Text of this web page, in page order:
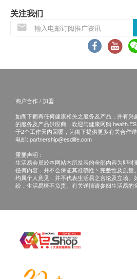
每日5粒，餐后服用
请遵照每日建议用量服用，
长期病患、 对以上成分过敏
医生意见。
请置于阴凉干燥处，避免阳光
内附之干燥剂/脱氧剂，请勿食
请置于幼儿无法取得之处。
使用后若有不适等状况，请
生。
关注我们
商户合作 / 加盟
如阁下拥有任何健康相关之服务及产品，并有兴
的服务及产品供应商，欢迎与健康网购
于2个工作天内回覆，为阁下提供更多有关合作详
电邮: partnership@esdlife.com
重要声明：
生活易会员於本网站内所发表的全部内容为即时
任何内容，并不会保证其准确性丶完整性及质量
均属个人意见，并不代表生活易之言论及立场。
纷，生活易概不负责。有关详情请参阅生活易的